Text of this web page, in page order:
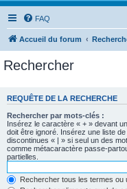
FAQ
Accueil du forum
Rechercher
REQUÊTE DE LA RECHERCHE
Rechercher par mots-clés :
Insérez le caractère « + » devant
doit être ignoré. Insérez une liste
discontinues « | » si seul un des
comme métacaractère passe-
partielles.
Rechercher tous les termes ou